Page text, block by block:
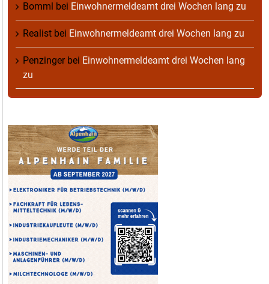
Bomml bei Einwohnermeldeamt drei Wochen lang zu
Realist bei Einwohnermeldeamt drei Wochen lang zu
Penzingerbei Einwohnermeldeamt drei Wochen lang
zu